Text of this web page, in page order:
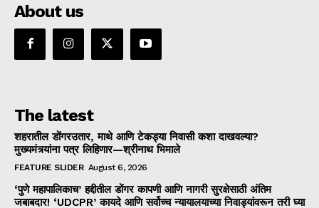
About us
The latest
शहरातील डोंगरउतार, माथे आणि टेकड्या निवासी कशा दाखवल्या?
मुख्यमंत्र्यांना पत्र लिहिणार—श्रीनाथ भिमाले
FEATURE SLIDER August 6, 2026
‘पुणे महापालिकाच’ हद्दीतील डोंगर कापणी आणि नागरी सुरक्षेसाठी अंतिम
जबाबदार! ‘UDCPR’ कायदे आणि सर्वोच्च न्यायालयाच्या निवाड्यांवरून तरी घ्या